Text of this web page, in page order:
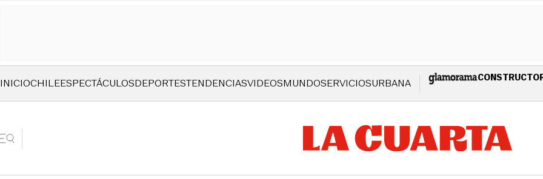
INICIOCHILEESPECTÁCULOSDEPORTESTENDENCIASVIDEOSMUNDOSERVICIOSURBANA